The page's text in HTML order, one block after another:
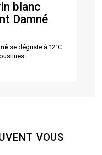
blanc
Damné
se déguste à 12°C
VOUS